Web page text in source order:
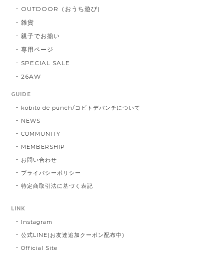
OUTDOOR（おうち遊び)
雑貨
親子でお揃い
専用ページ
SPECIAL SALE
26AW
GUIDE
kobito de punch/コビトデパンチについて
NEWS
COMMUNITY
MEMBERSHIP
お問い合わせ
プライバシーポリシー
特定商取引法に基づく表記
LINK
Instagram
公式LINE(お友達追加クーポン配布中)
Official Site